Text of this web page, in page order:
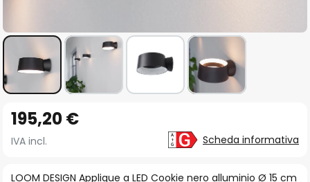
all'inizio
della
LOOM DESIGN Applique a LED Cookie nero alluminio Ø 15 cm
195,20 €
IVA incl. Scheda informativa